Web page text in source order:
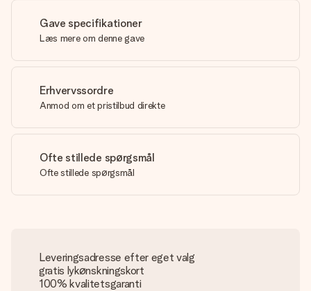
Gave specifikationer
Læs mere om denne gave
Erhvervssordre
Anmod om et pristilbud direkte
Ofte stillede spørgsmål
Ofte stillede spørgsmål
Leveringsadresse efter eget valg
gratis lykønskningskort
100% kvalitetsgaranti